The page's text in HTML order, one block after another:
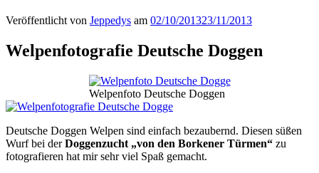
Veröffentlicht von Jeppedys am 02/10/201323/11/2013
Welpenfotografie Deutsche Doggen
Welpenfoto Deutsche Doggen
Deutsche Doggen Welpen sind einfach bezaubernd. Diesen süßen
Wurf bei derDoggenzucht „von den Borkener Türmen“ zu
fotografieren hat mir sehr viel Spaß gemacht.